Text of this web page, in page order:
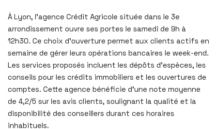
À Lyon, l’agence Crédit Agricole située dans le 3e
arrondissement ouvre ses portes le samedi de 9h à
12h30. Ce choix d’ouverture permet aux clients actifs en
semaine de gérer leurs opérations bancaires le week-end.
Les services proposés incluent les dépôts d’espèces, les
conseils pour les crédits immobiliers et les ouvertures de
comptes. Cette agence bénéficie d’une note moyenne
de 4,2/5 sur les avis clients, soulignant la qualité et la
disponibilité des conseillers durant ces horaires
inhabituels.